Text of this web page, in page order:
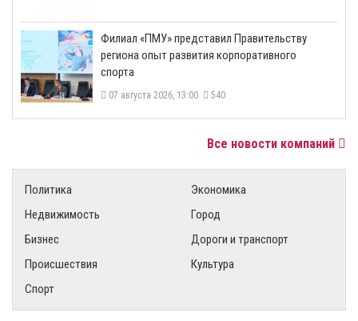
​Филиал «ПМУ» представил Правительству
региона опыт развития корпоративного
спорта
07 августа 2026, 13:00 540
Все новости компаний
Политика
Экономика
Недвижимость
Город
Бизнес
Дороги и транспорт
Происшествия
Культура
Спорт